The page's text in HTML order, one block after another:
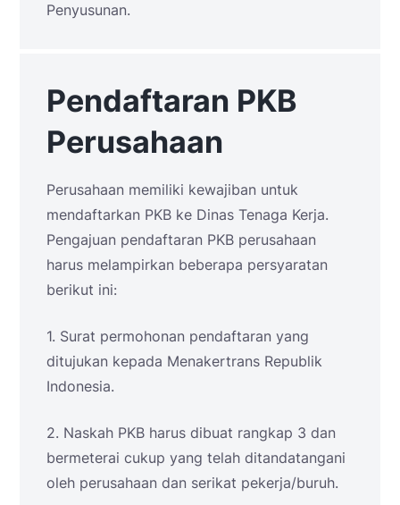
Penyusunan.
Pendaftaran PKB
Perusahaan
Perusahaan memiliki kewajiban untuk
mendaftarkan PKB ke Dinas Tenaga Kerja.
Pengajuan pendaftaran PKB perusahaan
harus melampirkan beberapa persyaratan
berikut ini:
1. Surat permohonan pendaftaran yang
ditujukan kepada Menakertrans Republik
Indonesia.
2. Naskah PKB harus dibuat rangkap 3 dan
bermeterai cukup yang telah ditandatangani
oleh perusahaan dan serikat pekerja/buruh.